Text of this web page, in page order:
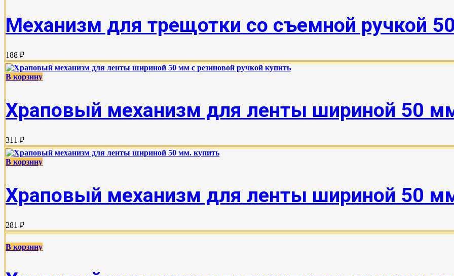
Механизм для трещотки со съемной ручкой
188 ₽
В корзину
Храповый механизм для ленты шириной 50
311 ₽
В корзину
Храповый механизм для ленты шириной 50
281 ₽
В корзину